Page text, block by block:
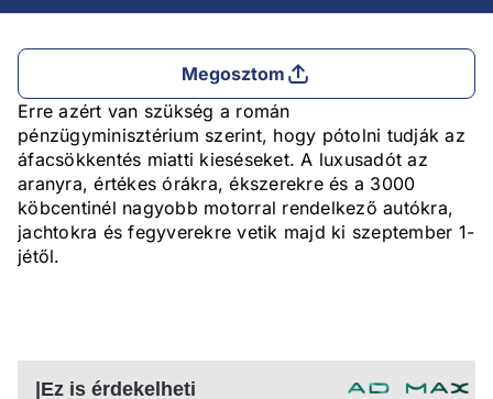
Megosztom
Erre azért van szükség a román
pénzügyminisztérium szerint, hogy pótolni tudják az
áfacsökkentés miatti kieséseket. A luxusadót az
aranyra, értékes órákra, ékszerekre és a 3000
köbcentinél nagyobb motorral rendelkező autókra,
jachtokra és fegyverekre vetik majd ki szeptember 1-
jétől.